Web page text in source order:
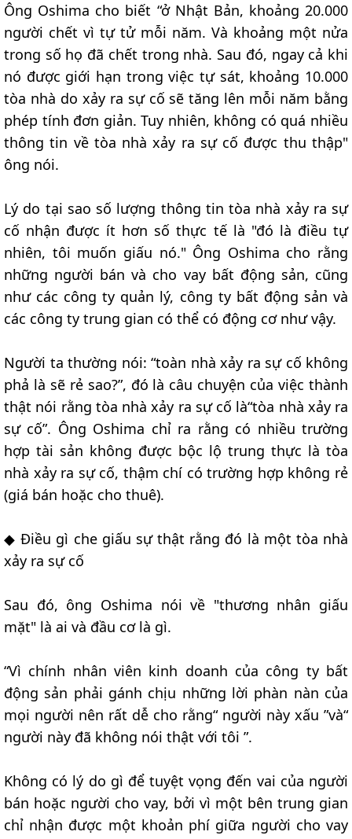
Ông Oshima cho biết “ở Nhật Bản, khoảng 20.000
người chết vì tự tử mỗi năm. Và khoảng một nửa
trong số họ đã chết trong nhà. Sau đó, ngay cả khi
nó được giới hạn trong việc tự sát, khoảng 10.000
tòa nhà do xảy ra sự cố sẽ tăng lên mỗi năm bằng
phép tính đơn giản. Tuy nhiên, không có quá nhiều
thông tin về tòa nhà xảy ra sự cố được thu thập"
ông nói.
Lý do tại sao số lượng thông tin tòa nhà xảy ra sự
cố nhận được ít hơn số thực tế là "đó là điều tự
nhiên, tôi muốn giấu nó." Ông Oshima cho rằng
những người bán và cho vay bất động sản, cũng
như các công ty quản lý, công ty bất động sản và
các công ty trung gian có thể có động cơ như vậy.
Người ta thường nói: “toàn nhà xảy ra sự cố không
phả là sẽ rẻ sao?”, đó là câu chuyện của việc thành
thật nói rằng tòa nhà xảy ra sự cố là“tòa nhà xảy ra
sự cố”. Ông Oshima chỉ ra rằng có nhiều trường
hợp tài sản không được bộc lộ trung thực là tòa
nhà xảy ra sự cố, thậm chí có trường hợp không rẻ
(giá bán hoặc cho thuê).
◆ Điều gì che giấu sự thật rằng đó là một tòa nhà
xảy ra sự cố
Sau đó, ông Oshima nói về "thương nhân giấu
mặt" là ai và đầu cơ là gì.
“Vì chính nhân viên kinh doanh của công ty bất
động sản phải gánh chịu những lời phàn nàn của
mọi người nên rất dễ cho rằng“ người này xấu ”và“
người này đã không nói thật với tôi ”.
Không có lý do gì để tuyệt vọng đến vai của người
bán hoặc người cho vay, bởi vì một bên trung gian
chỉ nhận được một khoản phí giữa người cho vay